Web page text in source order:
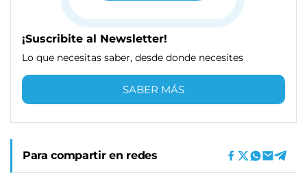
¡Suscribite al Newsletter!
Lo que necesitas saber, desde donde necesites
SABER MÁS
Para compartir en redes